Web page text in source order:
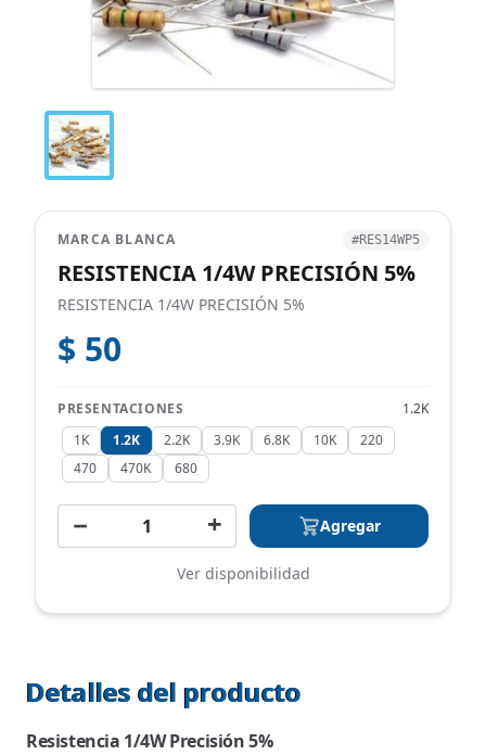
MARCA BLANCA #RES14WP5
RESISTENCIA 1/4W PRECISIÓN 5%
RESISTENCIA 1/4W PRECISIÓN 5%
$ 50
PRESENTACIONES
1.2K
1K
1.2K 2.2K 3.9K 6.8K 10K
220
470
470K 680
− + Agregar
Ver disponibilidad
Detalles del producto
Resistencia 1/4W Precisión 5%